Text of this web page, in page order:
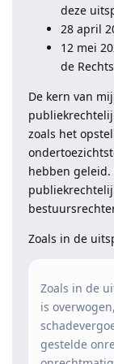
deze
28 april
12 mei
de
De kern van
zoals het
hebben geleid.
Zoals in de
Zoals in de
is
gestelde